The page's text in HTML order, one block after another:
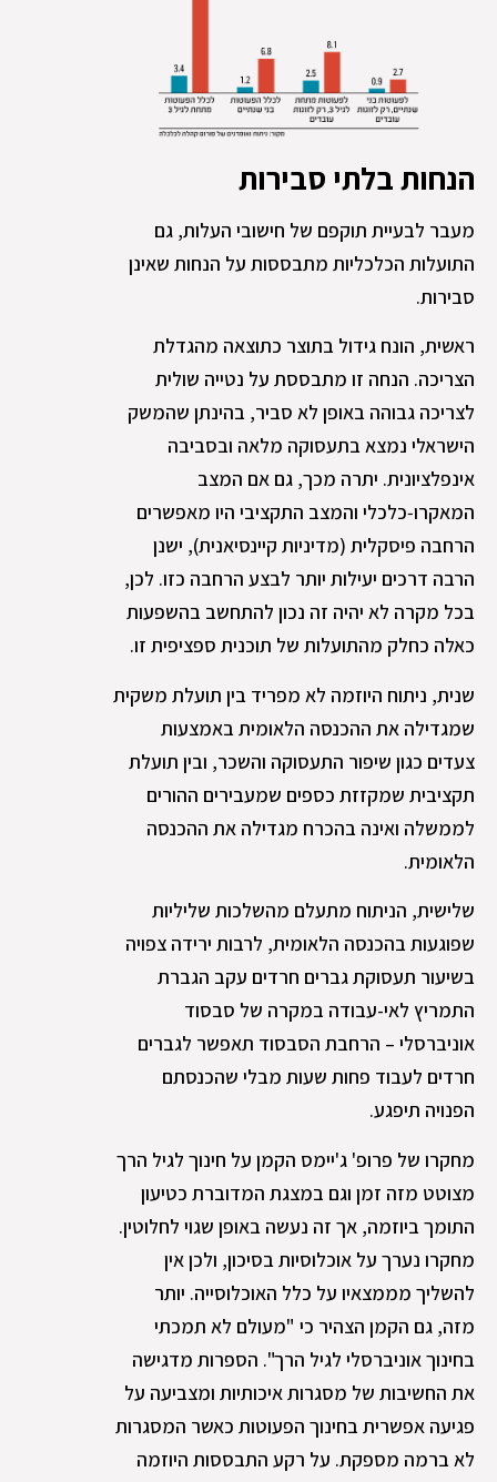
הנחות בלתי סבירות
מעבר לבעיית תוקפם של חישובי העלות, גם
התועלות הכלכליות מתבססות על הנחות שאינן
סבירות.
ראשית, הונח גידול בתוצר כתוצאה מהגדלת
הצריכה. הנחה זו מתבססת על נטייה שולית
לצריכה גבוהה באופן לא סביר, בהינתן שהמשק
הישראלי נמצא בתעסוקה מלאה ובסביבה
אינפלציונית. יתרה מכך, גם אם המצב
המאקרו‑כלכלי והמצב התקציבי היו מאפשרים
הרחבה פיסקלית (מדיניות קיינסיאנית), ישנן
הרבה דרכים יעילות יותר לבצע הרחבה כזו. לכן,
בכל מקרה לא יהיה זה נכון להתחשב בהשפעות
כאלה כחלק מהתועלות של תוכנית ספציפית זו.
שנית, ניתוח היוזמה לא מפריד בין תועלת משקית
שמגדילה את ההכנסה הלאומית באמצעות
צעדים כגון שיפור התעסוקה והשכר, ובין תועלת
תקציבית שמקזזת כספים שמעבירים ההורים
לממשלה ואינה בהכרח מגדילה את ההכנסה
הלאומית.
שלישית, הניתוח מתעלם מהשלכות שליליות
שפוגעות בהכנסה הלאומית, לרבות ירידה צפויה
בשיעור תעסוקת גברים חרדים עקב הגברת
התמריץ לאי-עבודה במקרה של סבסוד
אוניברסלי – הרחבת הסבסוד תאפשר לגברים
חרדים לעבוד פחות שעות מבלי שהכנסתם
הפנויה תיפגע.
מחקרו של פרופ' ג'יימס הקמן על חינוך לגיל הרך
מצוטט מזה זמן וגם במצגת המדוברת כטיעון
התומך ביוזמה, אך זה נעשה באופן שגוי לחלוטין.
מחקרו נערך על אוכלוסיות בסיכון, ולכן אין
להשליך מממצאיו על כלל האוכלוסייה. יותר
מזה, גם הקמן הצהיר כי "מעולם לא תמכתי
בחינוך אוניברסלי לגיל הרך". הספרות מדגישה
את החשיבות של מסגרות איכותיות ומצביעה על
פגיעה אפשרית בחינוך הפעוטות כאשר המסגרות
לא ברמה מספקת. על רקע התבססות היוזמה